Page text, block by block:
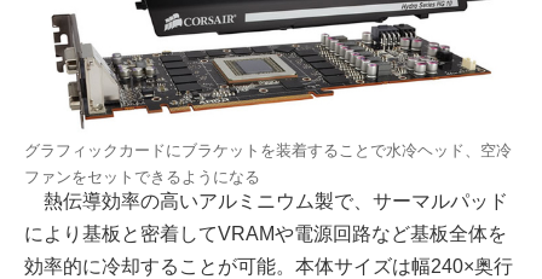
グラフィックカードにブラケットを装着することで水冷ヘッド、空冷
ファンをセットできるようになる
熱伝導効率の高いアルミニウム製で、サーマルパッド
により基板と密着してVRAMや電源回路など基板全体を
効率的に冷却することが可能。本体サイズは幅240×奥行